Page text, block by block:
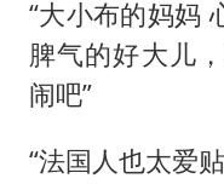
“大小布的妈妈
脾气的好大儿
闹吧”
“法国人也太爱